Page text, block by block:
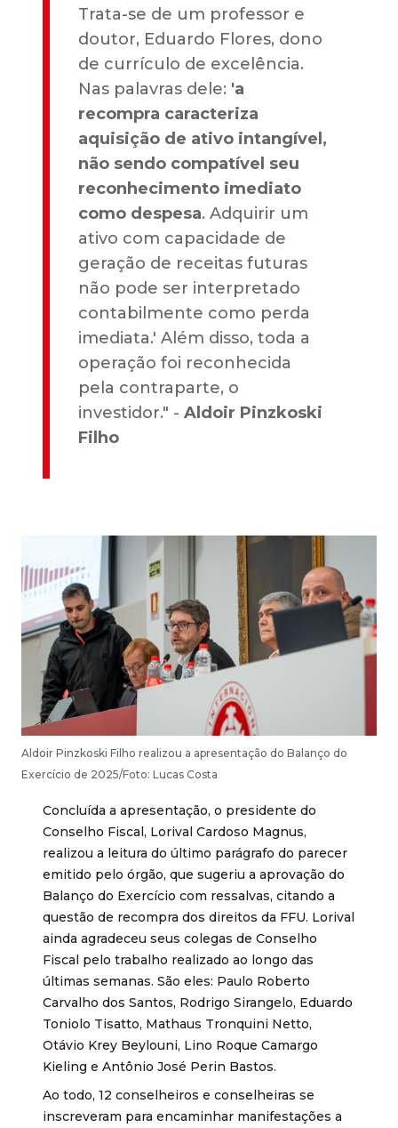
Trata-se de um professor e
doutor, Eduardo Flores, dono
de currículo de excelência.
Nas palavras dele: 'a
recompra caracteriza
aquisição de ativo intangível,
não sendo compatível seu
reconhecimento imediato
como despesa. Adquirir um
ativo com capacidade de
geração de receitas futuras
não pode ser interpretado
contabilmente como perda
imediata.' Além disso, toda a
operação foi reconhecida
pela contraparte, o
investidor." - Aldoir Pinzkoski
Filho
Aldoir Pinzkoski Filho realizou a apresentação do Balanço do
Exercício de 2025/Foto: Lucas Costa
Concluída a apresentação, o presidente do
Conselho Fiscal, Lorival Cardoso Magnus,
realizou a leitura do último parágrafo do parecer
emitido pelo órgão, que sugeriu a aprovação do
Balanço do Exercício com ressalvas, citando a
questão de recompra dos direitos da FFU. Lorival
ainda agradeceu seus colegas de Conselho
Fiscal pelo trabalho realizado ao longo das
últimas semanas. São eles: Paulo Roberto
Carvalho dos Santos, Rodrigo Sirangelo, Eduardo
Toniolo Tisatto, Mathaus Tronquini Netto,
Otávio Krey Beylouni, Lino Roque Camargo
Kieling e Antônio José Perin Bastos.
Ao todo, 12 conselheiros e conselheiras se
inscreveram para encaminhar manifestações a